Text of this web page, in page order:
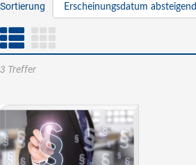
Sortierung Erscheinungsdatum absteigend
3 Treffer